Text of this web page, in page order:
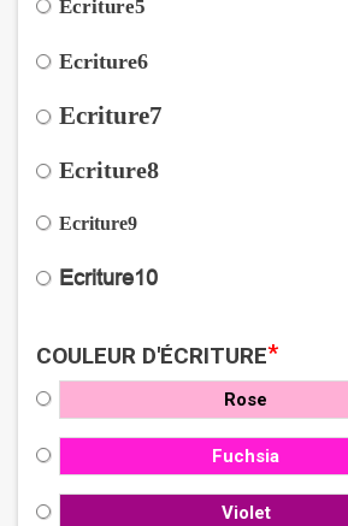
Ecriture5
Ecriture6
Ecriture7
Ecriture8
Ecriture9
Ecriture10
COULEUR D'ÉCRITURE*
Rose
Fuchsia
Violet